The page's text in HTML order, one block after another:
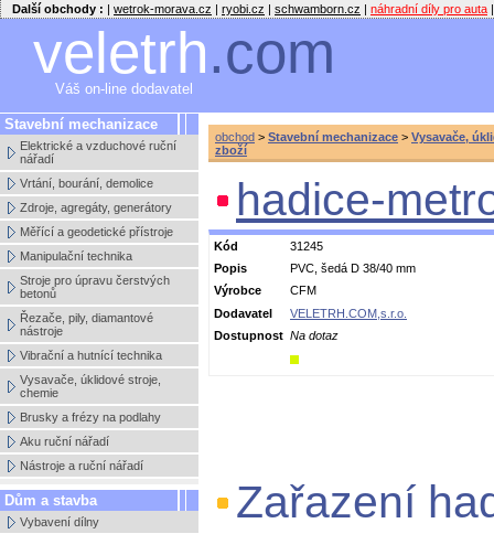
Další obchody : | wetrok-morava.cz | ryobi.cz | schwamborn.cz | náhradní díly pro auta |
veletrh.com
Váš on-line dodavatel
Stavební mechanizace
Elektrické a vzduchové ruční
nářadí
Vrtání, bourání, demolice
Zdroje, agregáty, generátory
Měřící a geodetické přístroje
Manipulační technika
Stroje pro úpravu čerstvých
betonů
Řezače, pily, diamantové
nástroje
Vibrační a hutnící technika
Vysavače, úklidové stroje,
chemie
Brusky a frézy na podlahy
Aku ruční nářadí
Nástroje a ruční nářadí
Dům a stavba
Vybavení dílny
obchod > Stavební mechanizace > Vysavače,
zboží
hadice-
Kód
31245
Popis
PVC, šedá D 38/40 mm
Výrobce
CFM
Dodavatel
VELETRH.COM,s.r.o.
Dostupnost Na dotaz
Zařazení